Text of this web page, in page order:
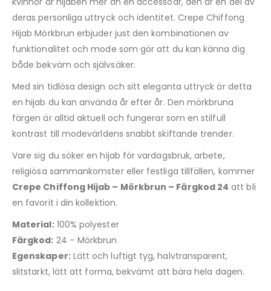
deras personliga uttryck och identitet. Crepe Chiffong
Hijab Mörkbrun erbjuder just den kombinationen av
funktionalitet och mode som gör att du kan känna dig
både bekväm och självsäker.
Med sin tidlösa design och sitt eleganta uttryck är detta
en hijab du kan använda år efter år. Den mörkbruna
färgen är alltid aktuell och fungerar som en stilfull
kontrast till modevärldens snabbt skiftande trender.
Vare sig du söker en hijab för vardagsbruk, arbete,
religiösa sammankomster eller festliga tillfällen, kommer
Crepe Chiffong Hijab – Mörkbrun – Färgkod 24 att bli
en favorit i din kollektion.
Material:100% polyester
Färgkod: 24 – Mörkbrun
Egenskaper:Lätt och luftigt tyg, halvtransparent,
slitstarkt, lätt att forma, bekvämt att bära hela dagen.